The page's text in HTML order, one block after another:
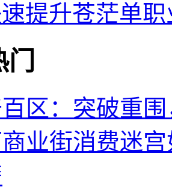
提升苍茫单
区：突破重
业街消费迷